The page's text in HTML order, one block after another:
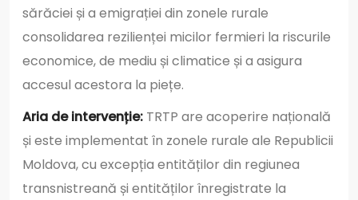
sărăciei și a emigrației din zonele rurale
consolidarea rezilienței micilor fermieri la riscurile
economice, de mediu și climatice și a asigura
accesul acestora la piețe.
Aria de intervenție: TRTP are acoperire națională
și este implementat în zonele rurale ale Republicii
Moldova, cu excepția entităților din regiunea
transnistreană și entităților înregistrate la